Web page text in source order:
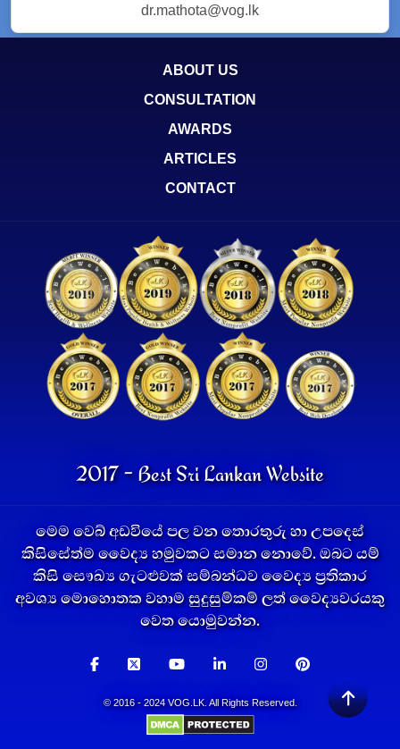
dr.mathota@vog.lk
ABOUT US
CONSULTATION
AWARDS
ARTICLES
CONTACT
2017 - Best Sri Lankan Website
මෙම වෙබ් අඩවියේ පල වන තොරතුරු හා උපදෙස්
කිසිසේත්ම වෛද්‍ය හමුවකට සමාන නොවේ. ඔබට යම්
කිසි සෞඛ්‍ය ගැටළුවක් සම්බන්ධව වෛද්‍ය ප්‍රතිකාර
අවශ්‍ය මොහොතක වහාම සුදුසුම්කම් ලත් වෛද්‍යවරයකු
වෙත යොමුවන්න.
© 2016 - 2024 VOG.LK. All Rights Reserved.